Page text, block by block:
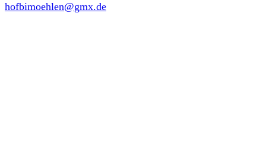
hofbimoehlen@gmx.de